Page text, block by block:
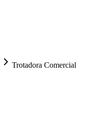
Trotadora Comercial